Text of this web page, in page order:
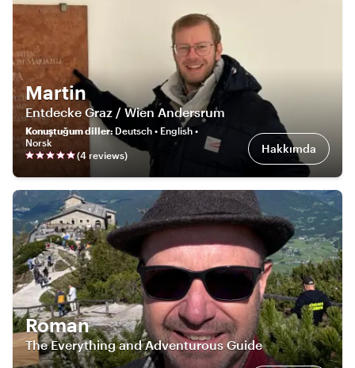
Martin
Entdecke Graz / Wien Andersrum
Konuştuğum diller: Deutsch • English •
Norsk
(4 reviews) Hakkımda
Roman
The Everything and Adventurous Guide